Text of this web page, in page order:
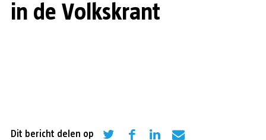
in de Volkskrant
Dit bericht delen op